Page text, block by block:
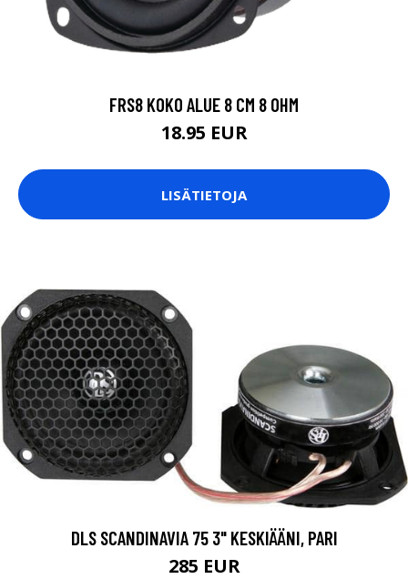
FRS8 KOKO ALUE 8 CM 8 OHM
18.95 EUR
LISÄTIETOJA
DLS SCANDINAVIA 75 3" KESKIÄÄNI, PARI
285 EUR